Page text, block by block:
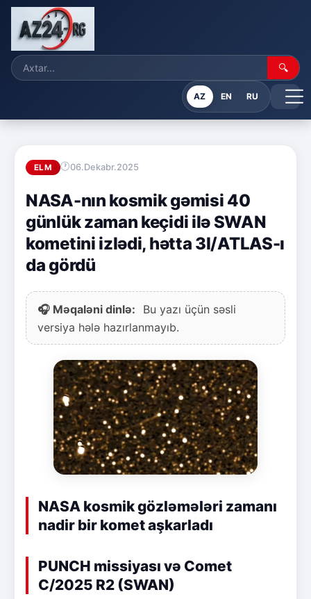
🔍
AZ EN RU
ELM 06.Dekabr.2025
NASA-nın kosmik gəmisi 40
günlük zaman keçidi ilə SWAN
kometini izlədi, hətta 3I/ATLAS-ı
da gördü
🎧 Məqaləni dinlə:
Bu yazı üçün səsli
versiya hələ hazırlanmayıb.
NASA kosmik gözləmələri zamanı
nadir bir komet aşkarladı
PUNCH missiyası və Comet
C/2025 R2 (SWAN)